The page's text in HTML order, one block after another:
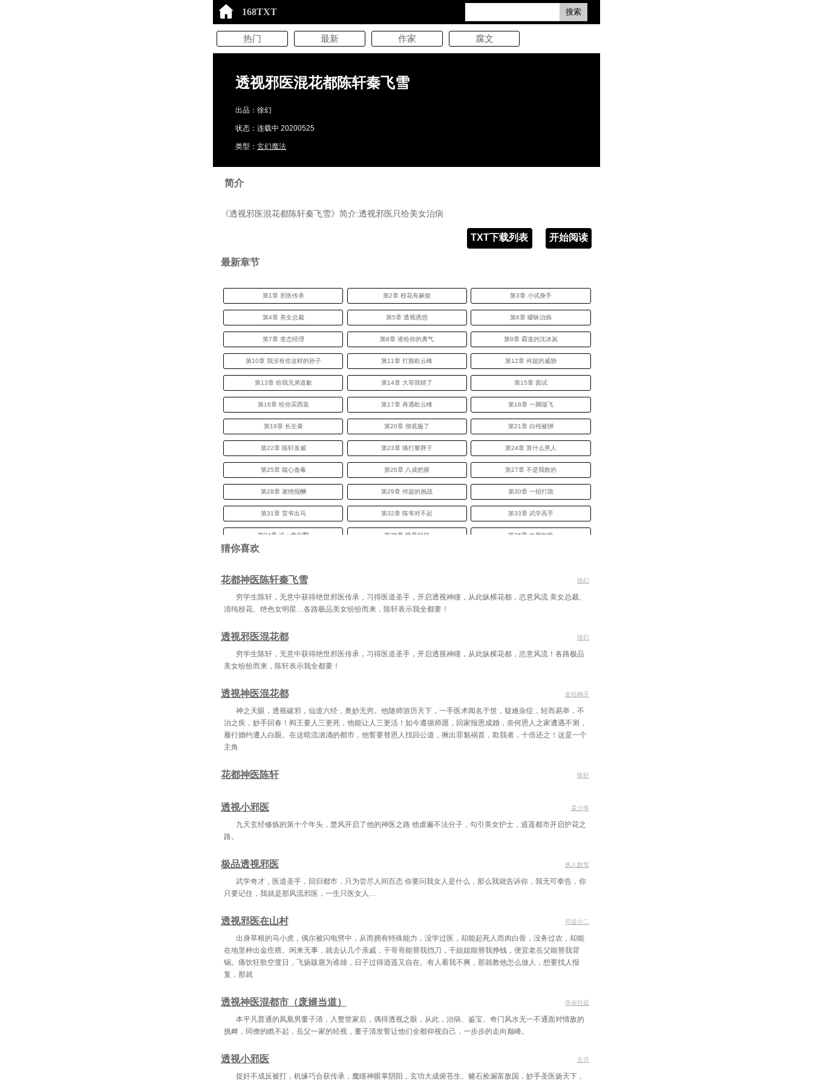
168TXT 搜索
热门 最新 作家 腐文
透视邪医混花都陈轩秦飞雪
出品：徐幻
状态：连载中 20200525
类型：玄幻魔法
简介
《透视邪医混花都陈轩秦飞雪》简介:透视邪医只给美女治病
开始阅读
TXT下载列表
最新章节
第1章 邪医传承 第2章 校花有麻烦 第3章 小试身手
第4章 美女总裁 第5章 透视诱惑 第6章 暧昧治病
第7章 变态经理 第8章 谁给你的勇气 第9章 霸道的沈冰岚
第10章 我没有你这样的孙子 第11章 打脸欧云峰 第12章 何超的威胁
第13章 给我兄弟道歉 第14章 大哥我错了 第15章 面试
第16章 给你买西装 第17章 再遇欧云峰 第18章 一脚踹飞
第19章 长生膏 第20章 彻底服了 第21章 白纯被绑
第22章 陈轩发威 第23章 痛打黎胖子 第24章 算什么男人
第25章 噬心蛊毒 第26章 八成把握 第27章 不是我救的
第28章 谢绝报酬 第29章 何超的挑战 第30章 一招打跪
第31章 雷爷出马 第32章 陈爷对不起 第33章 武学高手
第34章 送一套别墅 第35章 暗幕秘技 第36章 出指如枪
第40章 资格考核
第43章 张芷澄的朋友 第44章 飙车 第45章 亲密共舞
第49章 强悍的陈轩
第52章 唱歌疗伤
第55章 月湾海岸一号别墅
第58章 美味早餐 第59章 与美女赛跑 第60章 市场部新经理
第61章 无心之吻 第62章 老狐狸沈城 第63章 作客秦家
第67章 再遇唐秋灵
第79章 丹成
第82章 逼宫 第83章 跳楼 第84章 深藏功与名
第88章 一百万我帮你还
第91章 玉如意 第92章 青元先生 第93章 美女相见
第103章 薛子琪 第104章 渡假沙滩 第105章 有两下子
第106章 撇清关系
第109章 斗酒 第110章 傲气的卓凌风 第111章 主人，您回来啦！
猜你喜欢
花都神医陈轩秦飞雪 徐幻
穷学生陈轩，无意中获得绝世邪医传承，习得医道圣手，开启透视神瞳，从此纵横花都，恣意风流 美女总裁、
清纯校花、绝色女明星…各路极品美女纷纷而来，陈轩表示我全都要！
透视邪医混花都 徐幻
穷学生陈轩，无意中获得绝世邪医传承，习得医道圣手，开启透视神瞳，从此纵横花都，恣意风流！各路极品
美女纷纷而来，陈轩表示我全都要！
透视神医混花都 金桔柚子
神之天眼，透视破邪，仙道六经，奥妙无穷。他随师游历天下，一手医术闻名于世，疑难杂症，轻而易举，不
治之疾，妙手回春！阎王要人三更死，他能让人三更活！如今遵循师愿，回家报恩成婚，奈何恩人之家遭遇不测，
履行婚约遭人白眼。在这暗流汹涌的都市，他誓要替恩人找回公道，揪出罪魁祸首，欺我者，十倍还之！这是一个
主角
花都神医陈轩 陈轩
透视小邪医 孟少爷
九天玄经修炼的第十个年头，楚风开启了他的神医之路 他虐遍不法分子，勾引美女护士，逍遥都市开启护花之
路。
极品透视邪医 执人默笔
武学奇才，医道圣手，回归都市，只为尝尽人间百态 你要问我女人是什么，那么我就告诉你，我无可奉告，你
只要记住，我就是那风流邪医，一生只医女人…
透视邪医在山村 司徒小二
出身草根的马小虎，偶尔被闪电劈中，从而拥有特殊能力，没学过医，却能起死人而肉白骨，没务过农，却能
在地里种出金疙瘩。闲来无事，就去认几个亲戚，干哥哥能替我挡刀，干姐姐能替我挣钱，便宜老岳父能替我背
锅。痛饮狂歌空度日，飞扬跋扈为谁雄，日子过得逍遥又自在。有人看我不爽，那就教他怎么做人，想要找人报
复，那就
透视神医混都市（废婿当道） 夺命狂徒
本平凡普通的凤凰男董子清，入赘世家后，偶得透视之眼，从此，治病、鉴宝、奇门风水无一不通面对情敌的
挑衅，同僚的瞧不起，岳父一家的轻视，董子清发誓让他们全都仰视自己，一步步的走向巅峰。
透视小邪医 古月
捉奸不成反被打，机缘巧合获传承，魔瞳神眼掌阴阳，玄功大成俯苍生。赌石捡漏富敌国，妙手圣医扬天下，